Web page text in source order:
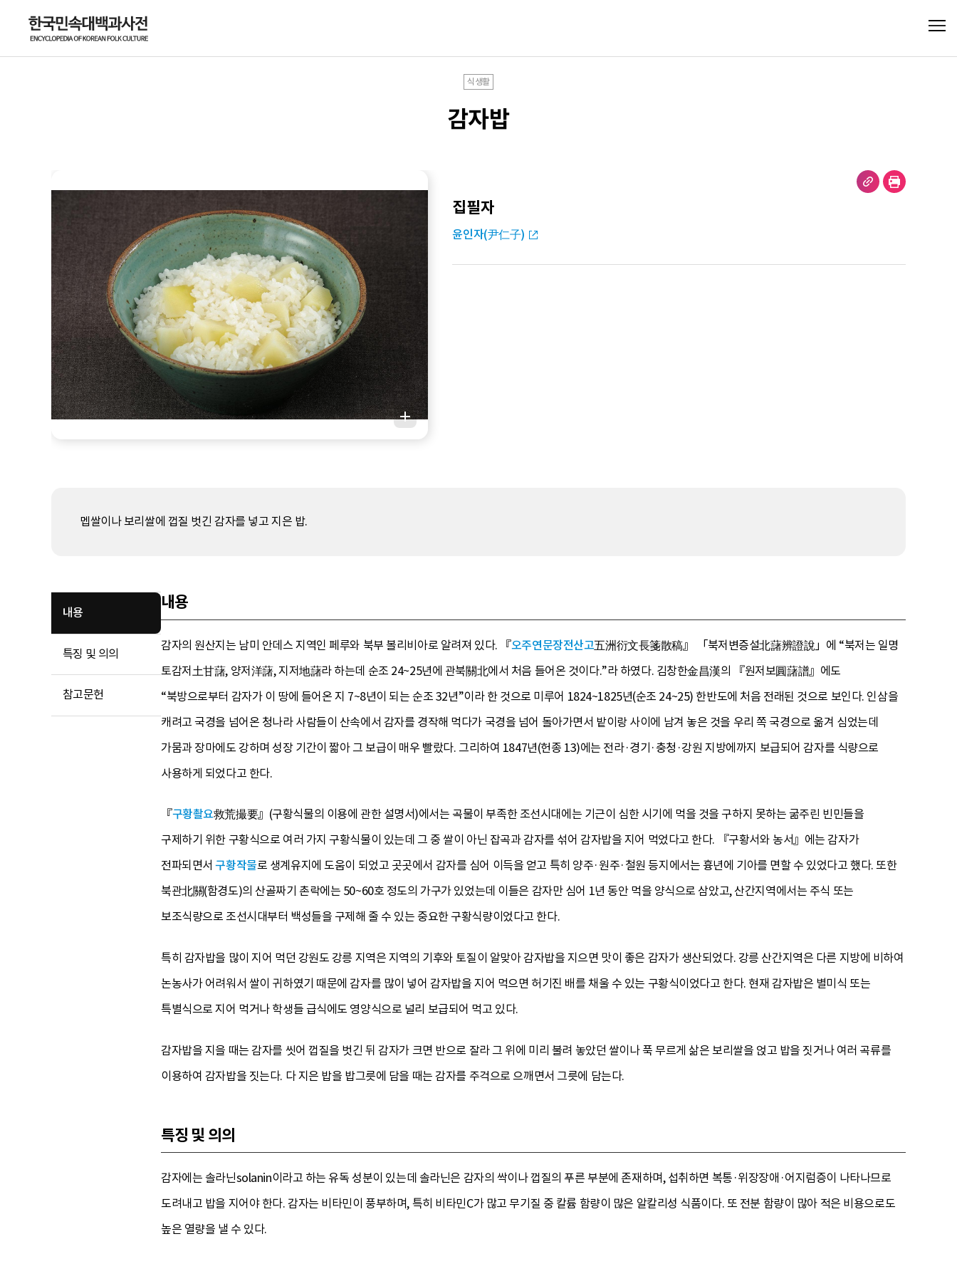
식생활
감자밥
집필자
윤인자(尹仁子)
멥쌀이나 보리쌀에 껍질 벗긴 감자를 넣고 지은 밥.
내용
특징 및 의의
참고문헌
내용
감자의 원산지는 남미 안데스 지역인 페루와 북부 볼리비아로 알려져 있다. 『오주연문장전산고五洲衍文長箋散稿』 「북저변증설北藷辨證說」에 “북저는 일명
토감저土甘藷, 양저洋藷, 지저地藷라 하는데 순조 24~25년에 관북關北에서 처음 들어온 것이다.”라 하였다. 김창한金昌漢의 『원저보圓藷譜』에도
“북방으로부터 감자가 이 땅에 들어온 지 7~8년이 되는 순조 32년”이라 한 것으로 미루어 1824~1825년(순조 24~25) 한반도에 처음 전래된 것으로 보인다. 인삼을
캐려고 국경을 넘어온 청나라 사람들이 산속에서 감자를 경작해 먹다가 국경을 넘어 돌아가면서 밭이랑 사이에 남겨 놓은 것을 우리 쪽 국경으로 옮겨 심었는데
가뭄과 장마에도 강하며 성장 기간이 짧아 그 보급이 매우 빨랐다. 그리하여 1847년(헌종 13)에는 전라·경기·충청·강원 지방에까지 보급되어 감자를 식량으로
사용하게 되었다고 한다.
『구황촬요救荒撮要』(구황식물의 이용에 관한 설명서)에서는 곡물이 부족한 조선시대에는 기근이 심한 시기에 먹을 것을 구하지 못하는 굶주린 빈민들을
구제하기 위한 구황식으로 여러 가지 구황식물이 있는데 그 중 쌀이 아닌 잡곡과 감자를 섞어 감자밥을 지어 먹었다고 한다. 『구황서와 농서』에는 감자가
전파되면서구황작물로 생계유지에 도움이 되었고 곳곳에서 감자를 심어 이득을 얻고 특히 양주·원주·철원 등지에서는 흉년에 기아를 면할 수 있었다고 했다. 또한
북관北關(함경도)의 산골짜기 촌락에는 50~60호 정도의 가구가 있었는데 이들은 감자만 심어 1년 동안 먹을 양식으로 삼았고, 산간지역에서는 주식 또는
보조식량으로 조선시대부터 백성들을 구제해 줄 수 있는 중요한 구황식량이었다고 한다.
특히 감자밥을 많이 지어 먹던 강원도 강릉 지역은 지역의 기후와 토질이 알맞아 감자밥을 지으면 맛이 좋은 감자가 생산되었다. 강릉 산간지역은 다른 지방에 비하여
논농사가 어려워서 쌀이 귀하였기 때문에 감자를 많이 넣어 감자밥을 지어 먹으면 허기진 배를 채울 수 있는 구황식이었다고 한다. 현재 감자밥은 별미식 또는
특별식으로 지어 먹거나 학생들 급식에도 영양식으로 널리 보급되어 먹고 있다.
감자밥을 지을 때는 감자를 씻어 껍질을 벗긴 뒤 감자가 크면 반으로 잘라 그 위에 미리 불려 놓았던 쌀이나 푹 무르게 삶은 보리쌀을 얹고 밥을 짓거나 여러 곡류를
이용하여 감자밥을 짓는다. 다 지은 밥을 밥그릇에 담을 때는 감자를 주걱으로 으깨면서 그릇에 담는다.
특징 및 의의
감자에는 솔라닌solanin이라고 하는 유독 성분이 있는데 솔라닌은 감자의 싹이나 껍질의 푸른 부분에 존재하며, 섭취하면 복통·위장장애·어지럼증이 나타나므로
도려내고 밥을 지어야 한다. 감자는 비타민이 풍부하며, 특히 비타민C가 많고 무기질 중 칼륨 함량이 많은 알칼리성 식품이다. 또 전분 함량이 많아 적은 비용으로도
높은 열량을 낼 수 있다.